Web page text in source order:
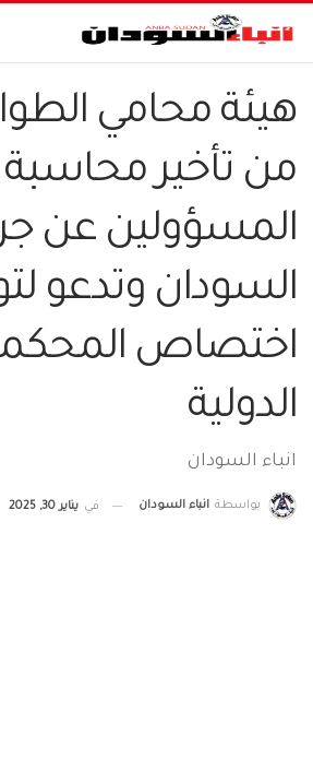
هيئة محامي
من تأخير محاسبة
المسؤولين عن
السودان وتدعو
اختصاص المحكمة
الدولية
انباء السودان
بواسطة انباء السودان في يناير 30, 2025